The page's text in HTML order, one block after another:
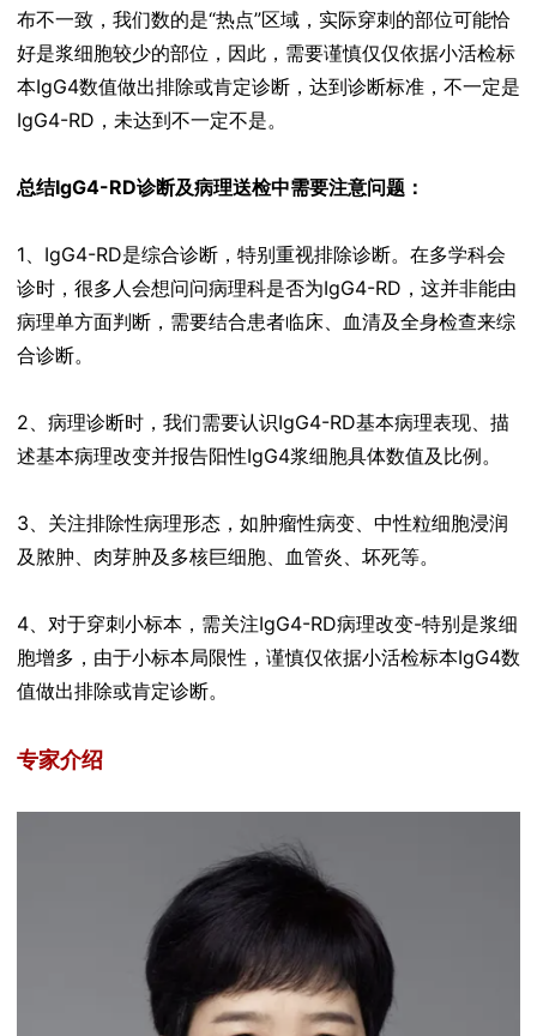
布不一致，我们数的是“热点”区域，实际穿刺的部位可能恰
好是浆细胞较少的部位，因此，需要谨慎仅仅依据小活检标
本IgG4数值做出排除或肯定诊断，达到诊断标准，不一定是
IgG4-RD，未达到不一定不是。
总结IgG4-RD诊断及病理送检中需要注意问题：
1、IgG4-RD是综合诊断，特别重视排除诊断。在多学科会
诊时，很多人会想问问病理科是否为IgG4-RD，这并非能由
病理单方面判断，需要结合患者临床、血清及全身检查来综
合诊断。
2、病理诊断时，我们需要认识IgG4-RD基本病理表现、描
述基本病理改变并报告阳性IgG4浆细胞具体数值及比例。
3、关注排除性病理形态，如肿瘤性病变、中性粒细胞浸润
及脓肿、肉芽肿及多核巨细胞、血管炎、坏死等。
4、对于穿刺小标本，需关注IgG4-RD病理改变-特别是浆细
胞增多，由于小标本局限性，谨慎仅依据小活检标本IgG4数
值做出排除或肯定诊断。
专家介绍